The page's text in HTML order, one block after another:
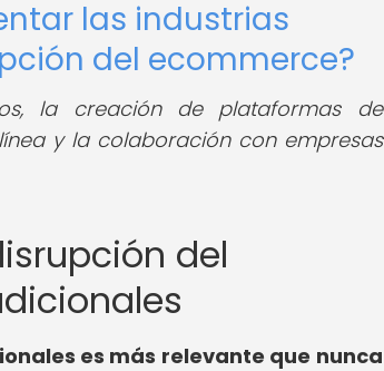
las industrias
del ecommerce?
la creación de plataformas de
y la colaboración con empresas
del
es más relevante que nunca